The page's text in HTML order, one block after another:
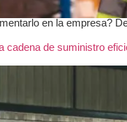
en la empresa?
cadena de suministro